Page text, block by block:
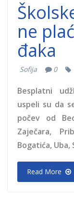
ne
đaka
Sofija 0
Besplatni
uspeli su da
počev od
Zaječara,
Bogatića, Uba,
Read More